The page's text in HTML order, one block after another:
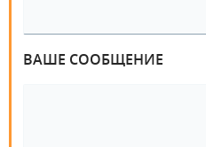
ВАШЕ СООБЩЕНИЕ